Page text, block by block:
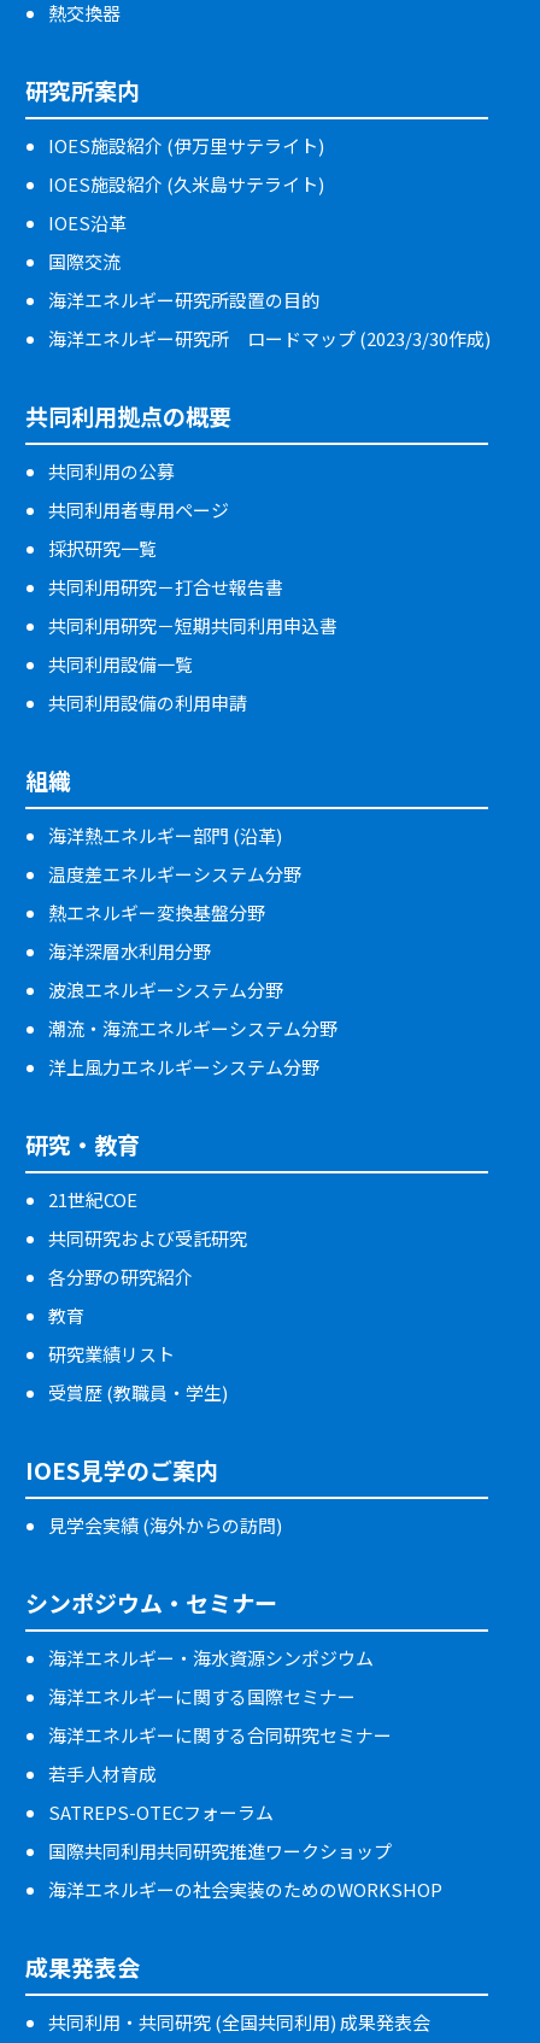
熱交換器
研究所案内
IOES施設紹介 (伊万里サテライト)
IOES施設紹介 (久米島サテライト)
IOES沿革
国際交流
海洋エネルギー研究所設置の目的
海洋エネルギー研究所 ロードマップ (2023/3/30作成)
共同利用拠点の概要
共同利用の公募
共同利用者専用ページ
採択研究一覧
共同利用研究－打合せ報告書
共同利用研究－短期共同利用申込書
共同利用設備一覧
共同利用設備の利用申請
組織
海洋熱エネルギー部門 (沿革)
温度差エネルギーシステム分野
熱エネルギー変換基盤分野
海洋深層水利用分野
波浪エネルギーシステム分野
潮流・海流エネルギーシステム分野
洋上風力エネルギーシステム分野
研究・教育
21世紀COE
共同研究および受託研究
各分野の研究紹介
教育
研究業績リスト
受賞歴 (教職員・学生)
IOES見学のご案内
見学会実績 (海外からの訪問)
シンポジウム・セミナー
海洋エネルギー・海水資源シンポジウム
海洋エネルギーに関する国際セミナー
海洋エネルギーに関する合同研究セミナー
若手人材育成
SATREPS-OTECフォーラム
国際共同利用共同研究推進ワークショップ
海洋エネルギーの社会実装のためのWORKSHOP
成果発表会
共同利用・共同研究 (全国共同利用) 成果発表会